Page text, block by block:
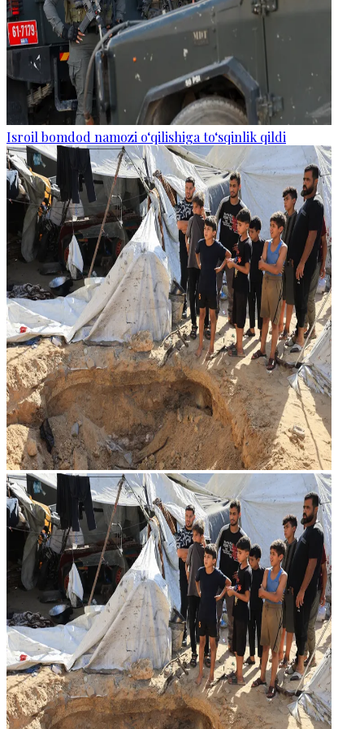
Isroil bomdod namozi o‘qilishiga to‘sqinlik qildi